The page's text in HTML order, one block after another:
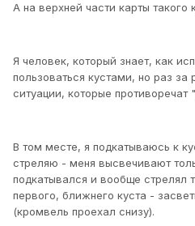
А на верхней части карты такого
Я человек, который знает, как
пользоваться кустами, но раз за
ситуации, которые
В том месте, я подкатываюсь к
стреляю - меня высвечивают
подкатывался и вообще стрелял
первого, ближнего куста -
(кромвель проехал снизу).